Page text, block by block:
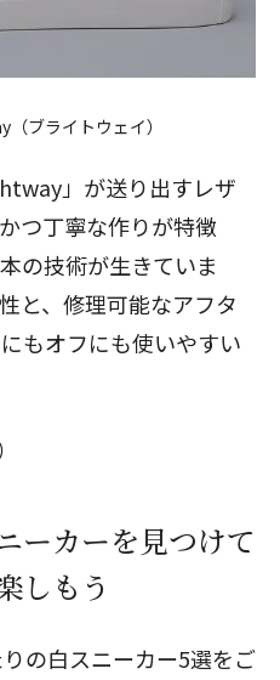
ブライトウェイ）
」が送り出すレザ
つ丁寧な作りが特徴
の技術が生きていま
と、修理可能なアフタ
もオフにも使いやすい
ーカーを見つけて
しもう
の白スニーカー5選をご
る